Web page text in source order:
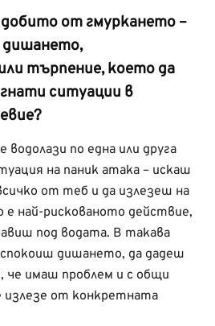
от гмуркането –
дишането,
търпение, което да
ситуации в
по една или друга
на паник атака – искаш
от теб и да излезеш на
най-рискованото действие,
под водата. В такава
дишането, да дадеш
че имаш проблем и с общи
излезе от конкретната